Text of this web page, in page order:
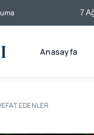
7 Ağu
Anasayfa
EDENLER